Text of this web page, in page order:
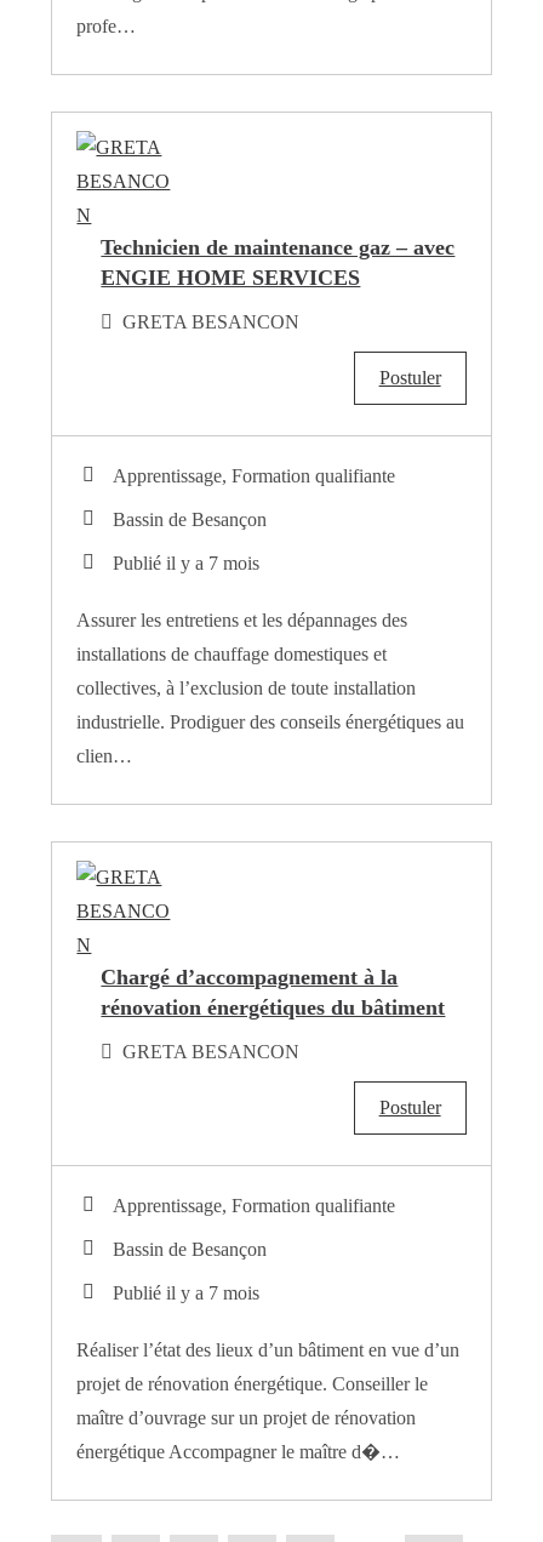
profe…
Technicien de maintenance gaz – avec
ENGIE HOME SERVICES
GRETA BESANCON
Postuler
Apprentissage, Formation qualifiante
Bassin de Besançon
Publié il y a 7 mois
Assurer les entretiens et les dépannages des
installations de chauffage domestiques et
collectives, à l’exclusion de toute installation
industrielle. Prodiguer des conseils énergétiques au
clien…
Chargé d’accompagnement à la
rénovation énergétiques du bâtiment
GRETA BESANCON
Postuler
Apprentissage, Formation qualifiante
Bassin de Besançon
Publié il y a 7 mois
Réaliser l’état des lieux d’un bâtiment en vue d’un
projet de rénovation énergétique. Conseiller le
maître d’ouvrage sur un projet de rénovation
énergétique Accompagner le maître d�…